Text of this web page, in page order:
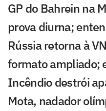
GP do Bahrein na
prova diurna;
Rússia retorna à
formato ampliado;
Incêndio destrói
Mota, nadador